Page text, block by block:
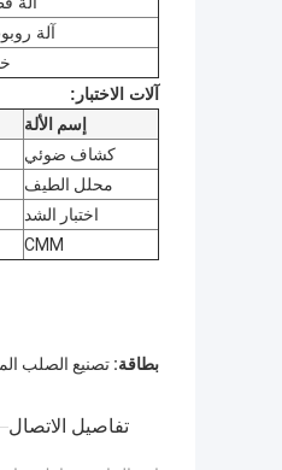
آلة
آلات الاختبار:
إسم الألة
كشاف ضوئي
محلل الطيف
اختبار الشد
CMM
بطاقة: تصنيع الصلب
تفاصيل الاتصال